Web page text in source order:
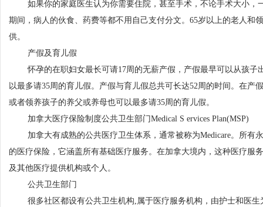
如果你的家庭医生认为你需要住院，甚至手术，不论手术大小，
期间，病人的伙食、药费等都不用自己支付分文。65岁以上的老人和
供。
产假及育儿假
怀孕的在职妇女最长可请17周的无薪产假，产假最早可以从孩子
以最多请35周的育儿假。产假与育儿假总共可长达52周的时间。在产
或者领养孩子的养父或养母也可以最多请35周的育儿假。
加拿大医疗保险制度公共卫生部门Medical S ervices Plan(MSP)
加拿大有成熟的公共医疗卫生体系，通常被称为Medicare。所有
的医疗保险，它涵盖所有基础医疗服务。在加拿大境内，这种医疗服
及其他医疗提供机构或个人。
公共卫生部门
很多社区都设有公共卫生机构,属于医疗服务机构，由护士和医生